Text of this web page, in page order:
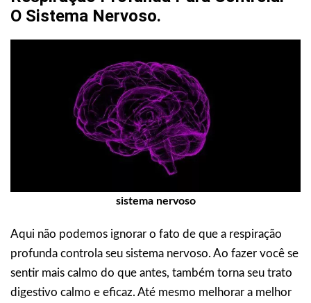
O Sistema Nervoso.
sistema nervoso
Aqui não podemos ignorar o fato de que a respiração
profunda controla seu sistema nervoso. Ao fazer você se
sentir mais calmo do que antes, também torna seu trato
digestivo calmo e eficaz. Até mesmo melhorar a melhor